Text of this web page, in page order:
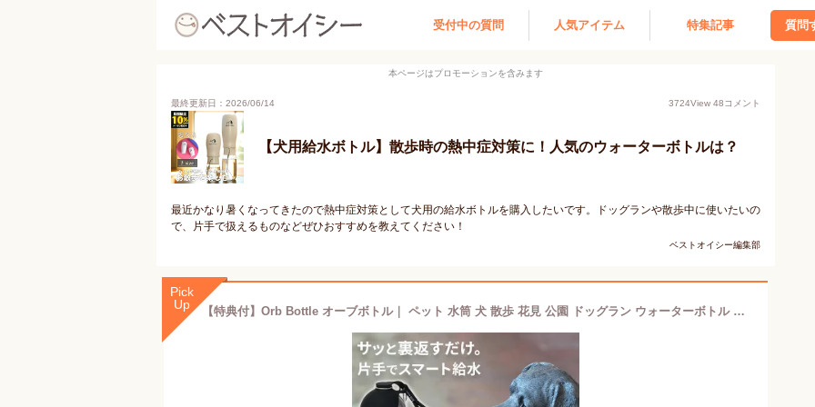
受付中の質問 人気アイテム 特集記事 質問
本ページはプロモーションを含みます
最終更新日：2026/06/14 3724View 48コメント
【犬用給水ボトル】散歩時の熱中症対策に！人気のウォーターボトルは？
最近かなり暑くなってきたので熱中症対策として犬用の給水ボトルを購入したいです。ドッグランや散歩中に使いたいの
で、片手で扱えるものなどぜひおすすめを教えてください！
ベストオイシー編集部
Pick
Up
【特典付】Orb Bottle オーブボトル｜ ペット 水筒 犬 散歩 花見 公園 ドッグラン ウォーターボトル ステンレス ボウル一体型 飲み水 給水ボトル 丸型 食洗機OK おしゃれ 携帯 通院 旅行 水飲み 給水器 カラビナ付 ハンズフリー ギフト【：88】